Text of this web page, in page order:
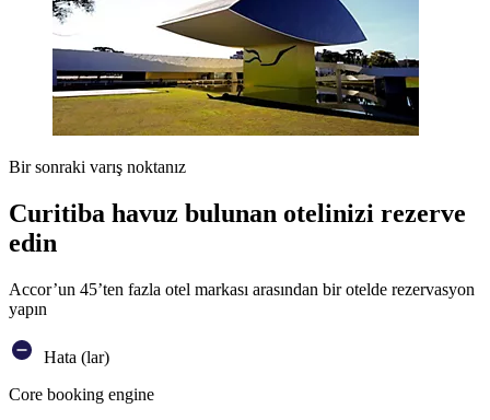
Bir sonraki varış noktanız
Curitiba havuz bulunan otelinizi rezerve
edin
Accor’un 45’ten fazla otel markası arasından bir otelde rezervasyon
yapın
Hata (lar)
Core booking engine